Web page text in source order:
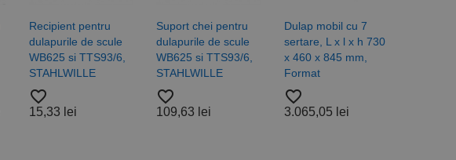
Recipient pentru
dulapurile de scule
WB625 si TTS93/6,
STAHLWILLE
favorite_border
15,33 lei
Suport chei pentru
dulapurile de scule
WB625 si TTS93/6,
STAHLWILLE
favorite_border
109,63 lei
Dulap mobil cu 7
sertare, L x l x h 730
x 460 x 845 mm,
Format
favorite_border
3.065,05 lei